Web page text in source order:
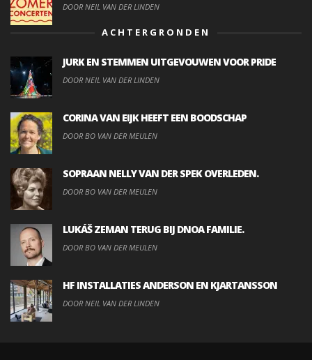
DOOR NEIL VAN DER LINDEN
ACHTERGRONDEN
JURK EN STEMMEN UITGEVOUWEN VOOR PRIDE
DOOR NEIL VAN DER LINDEN
CORINA VAN EIJK HEEFT EEN BOODSCHAP
DOOR BO VAN DER MEULEN
SOPRAAN NELLY VAN DER SPEK OVERLEDEN.
DOOR BO VAN DER MEULEN
LUKÁŠ ZEMAN TERUG BIJ DNOA FAMILIE.
DOOR BO VAN DER MEULEN
HF INSTALLATIES ANDERSON EN KJARTANSSON
DOOR NEIL VAN DER LINDEN